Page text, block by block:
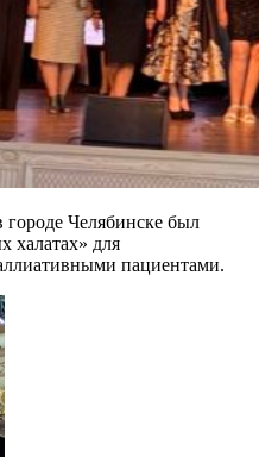
Челябинске был
халатах» для
пациентами.